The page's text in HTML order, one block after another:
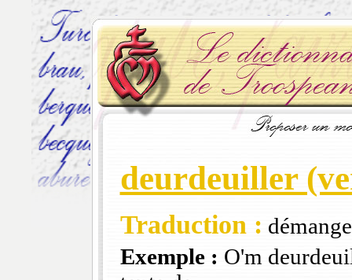
deurdeuiller
Traduction :
Exemple : O'm